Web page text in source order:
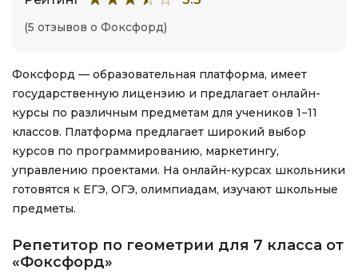
(5 отзывов о Фоксфорд)
Фоксфорд — образовательная платформа, имеет
государственную лицензию и предлагает онлайн-
курсы по различным предметам для учеников 1−11
классов. Платформа предлагает широкий выбор
курсов по программированию, маркетингу,
управлению проектами. На онлайн-курсах школьники
готовятся к ЕГЭ, ОГЭ, олимпиадам, изучают школьные
предметы.
Репетитор по геометрии для 7 класса от
«Фоксфорд»